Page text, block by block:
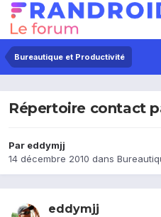
Bureautique et Productivité
Répertoire contact
Par eddymjj
14 décembre 2010 dans
eddymjj